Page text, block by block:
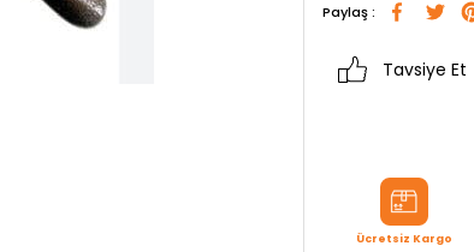
Paylaş :
Tavsiye Et
Ücretsiz Kargo